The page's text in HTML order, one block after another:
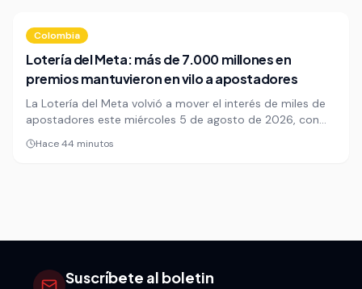
Colombia
Lotería del Meta: más de 7.000 millones en
premios mantuvieron en vilo a apostadores
La Lotería del Meta volvió a mover el interés de miles de
apostadores este miércoles 5 de agosto de 2026, con
una bolsa superior a los 7.000 millones de pesos
repartida en más de 40 premios principales. El sorteo
Hace 44 minutos
Suscríbete al boletin